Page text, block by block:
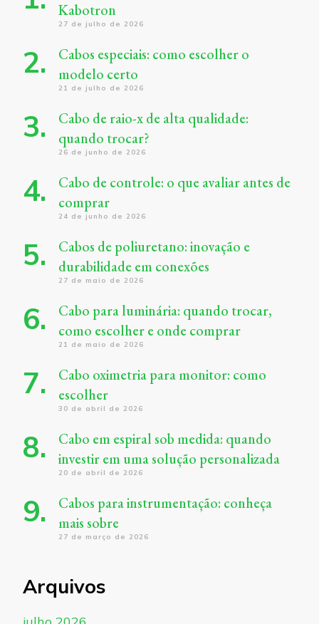
Kabotron
27 de julho de 2026
Cabos especiais: como escolher o
modelo certo
21 de julho de 2026
Cabo de raio-x de alta qualidade:
quando trocar?
26 de junho de 2026
Cabo de controle: o que avaliar antes de
comprar
24 de junho de 2026
Cabos de poliuretano: inovação e
durabilidade em conexões
27 de maio de 2026
Cabo para luminária: quando trocar,
como escolher e onde comprar
21 de maio de 2026
Cabo oximetria para monitor: como
escolher
30 de abril de 2026
Cabo em espiral sob medida: quando
investir em uma solução personalizada
20 de abril de 2026
Cabos para instrumentação: conheça
mais sobre
27 de março de 2026
Arquivos